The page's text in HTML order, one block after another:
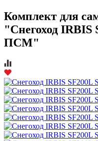
Комплект для
"Снегоход IRBIS
ПСМ"